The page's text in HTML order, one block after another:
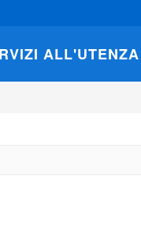
ALL'UTENZA